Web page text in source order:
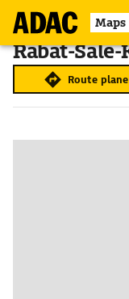
Maps
Rabat-
Route